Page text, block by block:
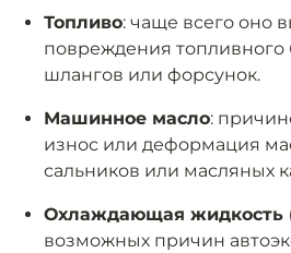
Топливо: чаще всего оно
повреждения топливного
шлангов или форсунок.
Машинное масло:
износ или деформация
сальников или масляных
Охлаждающая жидкость
возможных причин